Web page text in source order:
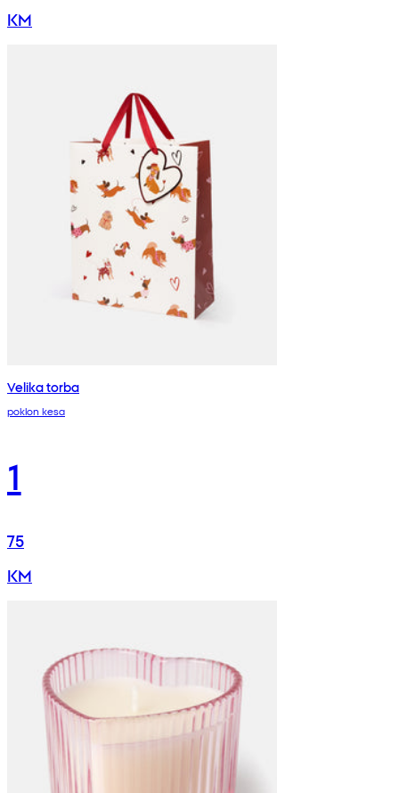
KM
Velika torba
poklon kesa
1
75
KM